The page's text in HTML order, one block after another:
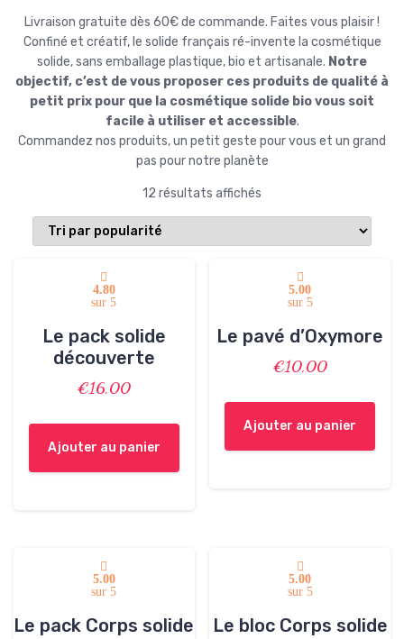
Livraison gratuite dès 60€ de commande. Faites vous plaisir !
Confiné et créatif, le solide français ré-invente la cosmétique
solide, sans emballage plastique, bio et artisanale. Notre
objectif, c’est de vous proposer ces produits de qualité à
petit prix pour que la cosmétique solide bio vous soit
facile à utiliser et accessible.
Commandez nos produits, un petit geste pour vous et un grand
pas pour notre planète
12 résultats affichés
p
a
r
4.80
sur 5
Le pack solide
découverte
€16,00
Ajouter au panier
5.00
sur 5
Le pavé d’Oxymore
€10,00
Ajouter au panier
5.00
sur 5
Le pack Corps solide
5.00
sur 5
Le bloc Corps solide